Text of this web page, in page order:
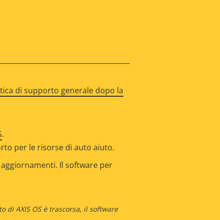
di supporto generale dopo la
.
per le risorse di auto aiuto.
Il software per
di AXIS OS è trascorsa, il software